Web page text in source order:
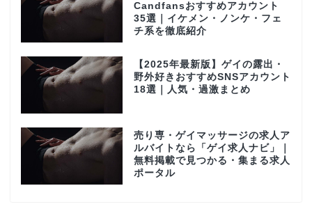
Candfansおすすめアカウント
35選｜イケメン・ノンケ・フェ
チ系を徹底紹介
【2025年最新版】ゲイの露出・
野外好きおすすめSNSアカウント
18選｜人気・過激まとめ
売り専・ゲイマッサージの求人ア
ルバイトなら「ゲイ求人ナビ」｜
無料掲載で見つかる・集まる求人
ポータル